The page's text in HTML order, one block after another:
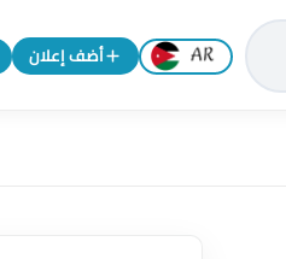
تغيير اللغة إلى الإنجليزية
أضف إعلان